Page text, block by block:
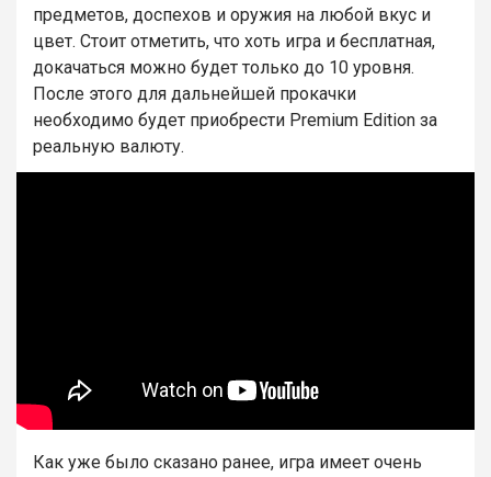
предметов, доспехов и оружия на любой вкус и
цвет. Стоит отметить, что хоть игра и бесплатная,
докачаться можно будет только до 10 уровня.
После этого для дальнейшей прокачки
необходимо будет приобрести Premium Edition за
реальную валюту.
Как уже было сказано ранее, игра имеет очень